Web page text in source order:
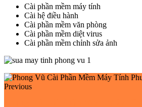
Cài phần mềm máy tính
Cài hệ điều hành
Cài phần mềm văn phòng
Cài phần mềm diệt virus
Cài phần mềm chỉnh sửa ảnh
Previous